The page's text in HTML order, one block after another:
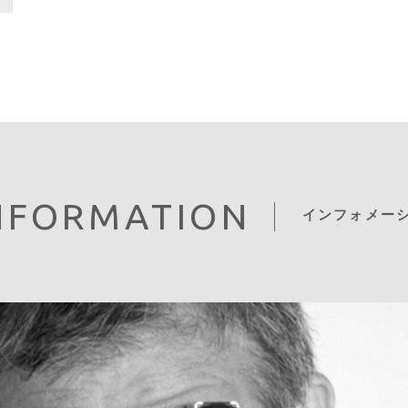
インフォメー